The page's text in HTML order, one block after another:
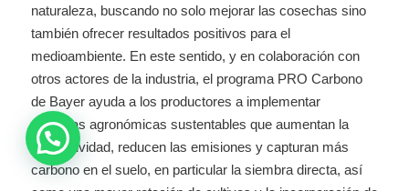
naturaleza, buscando no solo mejorar las cosechas sino
también ofrecer resultados positivos para el
medioambiente. En este sentido, y en colaboración con
otros actores de la industria, el programa PRO Carbono
de Bayer ayuda a los productores a implementar
prácticas agronómicas sustentables que aumentan la
productividad, reducen las emisiones y capturan más
carbono en el suelo, en particular la siembra directa, así